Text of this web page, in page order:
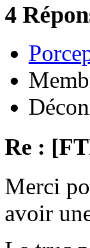
4
Re :
Merci
avoir